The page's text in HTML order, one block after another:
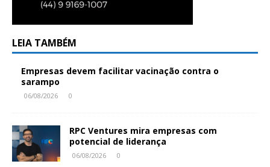
LEIA TAMBÉM
Empresas devem facilitar vacinação contra o
sarampo
06/08/2026 0
RPC Ventures mira empresas com
potencial de liderança
06/08/2026 0